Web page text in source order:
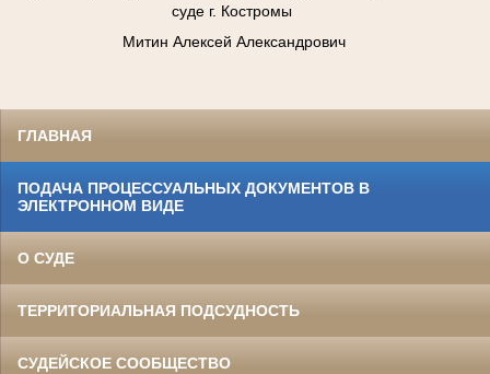
суде г. Костромы
Митин Алексей Александрович
ГЛАВНАЯ
ПОДАЧА ПРОЦЕССУАЛЬНЫХ ДОКУМЕНТОВ В
ЭЛЕКТРОННОМ ВИДЕ
О СУДЕ
ТЕРРИТОРИАЛЬНАЯ ПОДСУДНОСТЬ
СУДЕЙСКОЕ СООБЩЕСТВО